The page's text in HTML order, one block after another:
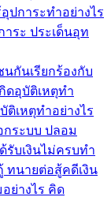
ปการะทำอย่างไร
ระ ประเด็นอุท
กันเรียกร้องกับ
ดอุบัติเหตุทำ
ติเหตุทำอย่างไร
กระบบ ปลอม
บเงินไม่ครบทำ
ทนายต่อสู้คดีเงิน
ย่างไร คิด